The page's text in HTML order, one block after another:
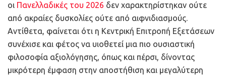
οι Πανελλαδικές του 2026 δεν χαρακτηρίστηκαν ούτε
από ακραίες δυσκολίες ούτε από αιφνιδιασμούς.
Αντίθετα, φαίνεται ότι η Κεντρική Επιτροπή Εξετάσεων
συνέχισε και φέτος να υιοθετεί μια πιο ουσιαστική
φιλοσοφία αξιολόγησης, όπως και πέρσι, δίνοντας
μικρότερη έμφαση στην αποστήθιση και μεγαλύτερη